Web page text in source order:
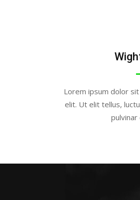
Lorem ipsum dolor
elit. Ut elit tellus,
pulvinar